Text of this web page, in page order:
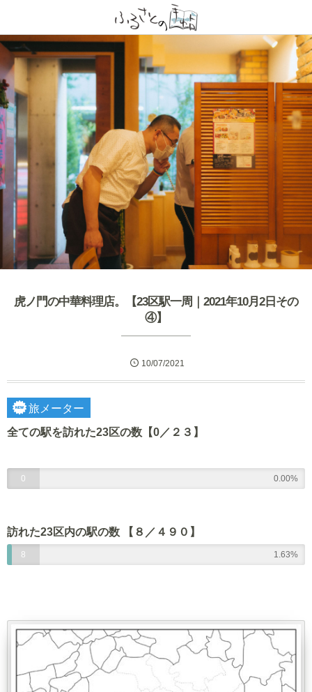
虎ノ門の中華料理店。【23区駅一周｜2021年10月2日その
④】
10/07/2021
旅メーター
全ての駅を訪れた23区の数 【0／２３】
0 0.00%
訪れた23区内の駅の数 【８／４９０】
8 1.63%